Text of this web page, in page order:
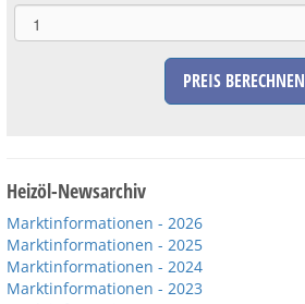
PREIS BERECHNEN
Heizöl-Newsarchiv
Marktinformationen - 2026
Marktinformationen - 2025
Marktinformationen - 2024
Marktinformationen - 2023